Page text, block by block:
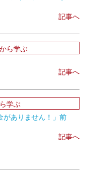
記事へ
ら学ぶ
記事へ
学ぶ
ありません！」前
記事へ